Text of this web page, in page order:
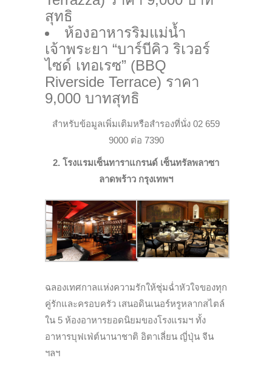
สุทธิ
ห้องอาหารริมแม่น้ำ
เจ้าพระยา “บาร์บีคิว ริเวอร์
ไซด์ เทอเรซ” (BBQ
Riverside Terrace) ราคา
9,000 บาทสุทธิ
สำหรับข้อมูลเพิ่มเติมหรือสำรองที่นั่ง 02 659
9000 ต่อ 7390
2. โรงแรมเซ็นทาราแกรนด์ เซ็นทรัลพลาซา
ลาดพร้าว กรุงเทพฯ
ฉลองเทศกาลแห่งความรักให้ชุ่มฉ่ำหัวใจของทุก
คู่รักและครอบครัว เสนอดินเนอร์หรูหลากสไตล์
ใน 5 ห้องอาหารยอดนิยมของโรงแรมฯ ทั้ง
อาหารบุฟเฟ่ต์นานาชาติ อิตาเลี่ยน ญี่ปุ่น จีน
ฯลฯ